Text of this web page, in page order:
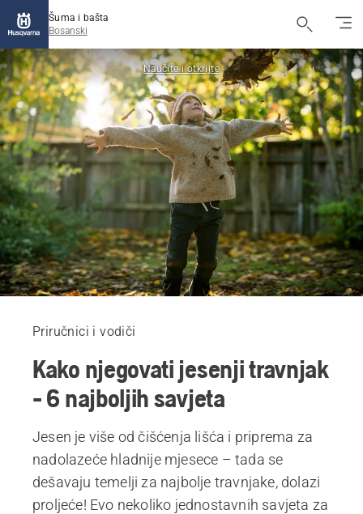
Šuma i bašta
Bosanski
Naučite i otkrijte
Priručnici i vodiči
Kako njegovati jesenji travnjak
- 6 najboljih savjeta
Jesen je više od čišćenja lišća i priprema za
nadolazeće hladnije mjesece – tada se
dešavaju temelji za najbolje travnjake, dolazi
proljeće! Evo nekoliko jednostavnih savjeta za